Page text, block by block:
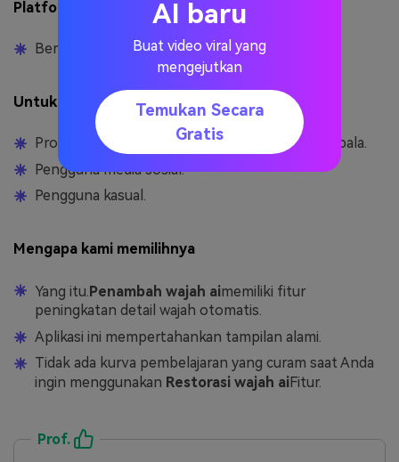
Platform
Berbasis web.
Untuk siapa itu
Profesional yang membutuhkan tangkapan kepala.
Pengguna media sosial.
Pengguna kasual.
Mengapa kami memilihnya
Yang itu. Penambah wajah aimemiliki fitur
peningkatan detail wajah otomatis.
Aplikasi ini mempertahankan tampilan alami.
Tidak ada kurva pembelajaran yang curam saat Anda
ingin menggunakan Restorasi wajah aiFitur.
Prof.
AI baru
Buat video viral yang
mengejutkan
Temukan Secara
Gratis